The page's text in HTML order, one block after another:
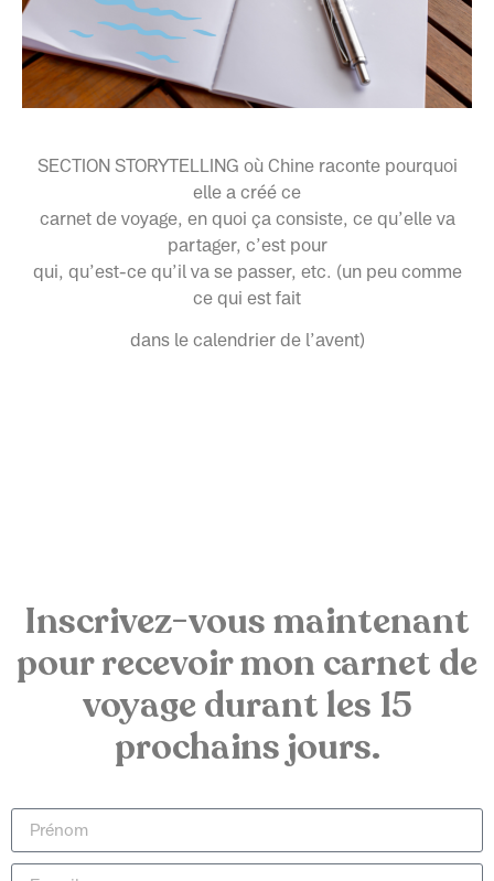
SECTION STORYTELLING où Chine raconte pourquoi
elle a créé ce
carnet de voyage, en quoi ça consiste, ce qu’elle va
partager, c’est pour
qui, qu’est-ce qu’il va se passer, etc. (un peu comme
ce qui est fait
dans le calendrier de l’avent)
Inscrivez-vous maintenant
pour recevoir mon carnet de
voyage durant les 15
prochains jours.